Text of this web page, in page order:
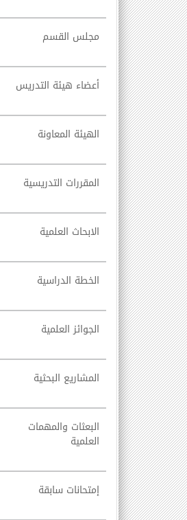
مجلس القسم
أعضاء هيئة التدريس
الهيئة المعاونة
المقررات التدريسية
الابحاث العلمية
الخطة الدراسية
الجوائز العلمية
المشاريع البحثية
البعثات والمهمات
العلمية
إمتحانات سابقة